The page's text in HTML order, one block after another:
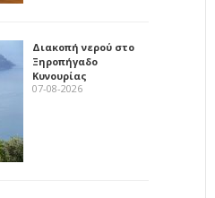
Διακοπή νερού στο
Ξηροπήγαδο
Κυνουρίας
07-08-2026